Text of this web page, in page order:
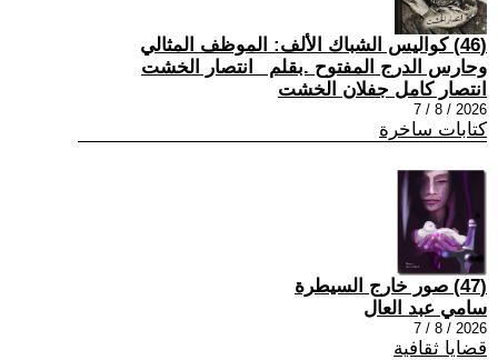
(46) كواليس الشباك الألف: الموظف المثالي
وحارس الدرج المفتوح .بقلم _انتصار الخشت
انتصار كامل جفلان الخشت
2026 / 8 / 7
كتابات ساخرة
(47) صور خارج السيطرة
سامي عبد العال
2026 / 8 / 7
قضايا ثقافية